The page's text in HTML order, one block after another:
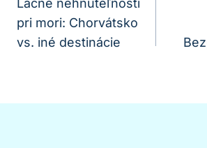
V
Článku
Lacné nehnuteľnosti
pri mori: Chorvátsko
vs. iné destinácie